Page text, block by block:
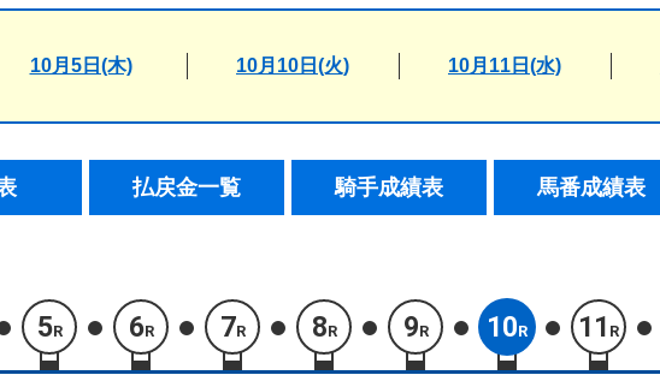
10月5日(木) 10月10日(火) 10月11日(水)
払戻金一覧 騎手成績表 馬番成績表
5R 6R 7R 8R 9R 10R 11 R